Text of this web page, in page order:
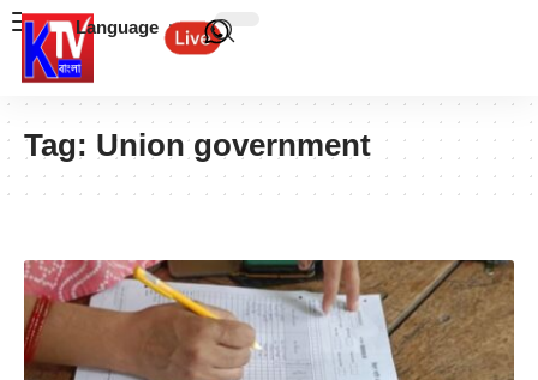
Language
Tag: Union government